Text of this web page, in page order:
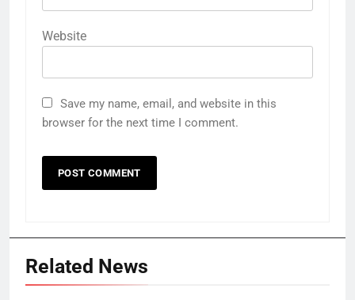
Website
Save my name, email, and website in this
browser for the next time I comment.
Related News